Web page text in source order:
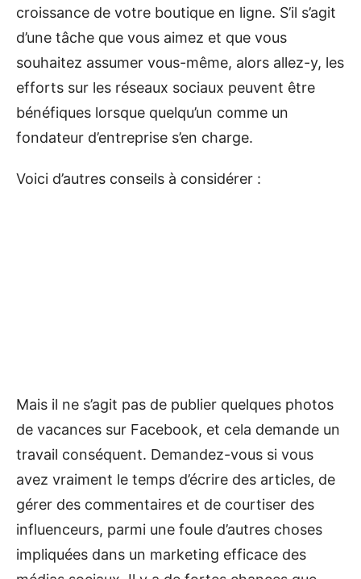
croissance de votre boutique en ligne. S’il s’agit
d’une tâche que vous aimez et que vous
souhaitez assumer vous-même, alors allez-y, les
efforts sur les réseaux sociaux peuvent être
bénéfiques lorsque quelqu’un comme un
fondateur d’entreprise s’en charge.
Voici d’autres conseils à considérer :
Mais il ne s’agit pas de publier quelques photos
de vacances sur Facebook, et cela demande un
travail conséquent. Demandez-vous si vous
avez vraiment le temps d’écrire des articles, de
gérer des commentaires et de courtiser des
influenceurs, parmi une foule d’autres choses
impliquées dans un marketing efficace des